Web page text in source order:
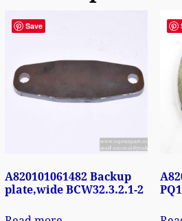
Save
A820101061482 Backup
plate,wide BCW32.3.2.1-2